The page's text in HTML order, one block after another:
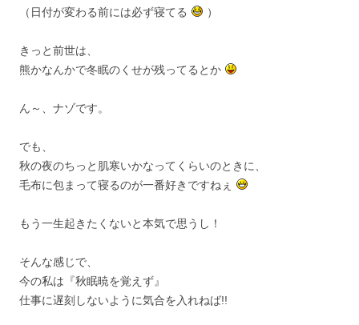
（日付が変わる前には必ず寝てる
）
きっと前世は、
熊かなんかで冬眠のくせが残ってるとか
ん～、ナゾです。
でも、
秋の夜のちっと肌寒いかなってくらいのときに、
毛布に包まって寝るのが一番好きですねぇ
もう一生起きたくないと本気で思うし！
そんな感じで、
今の私は『秋眠暁を覚えず』
仕事に遅刻しないように気合を入れねば!!